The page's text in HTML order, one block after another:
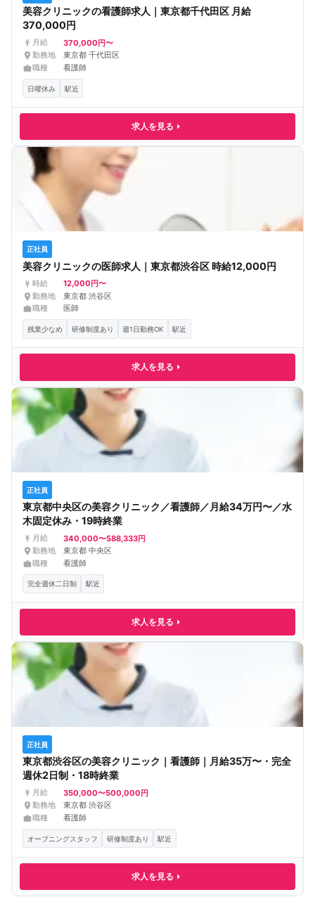
美容クリニックの看護師求人｜東京都千代田区 月給
370,000円
月給 370,000円〜
勤務地
東京都 千代田区
職種
看護師
日曜休み 駅近
求人を見る
正社員
美容クリニックの医師求人｜東京都渋谷区 時給12,000円
時給 12,000円〜
勤務地
東京都 渋谷区
職種
医師
残業少なめ 研修制度あり 週1日勤務OK 駅近
求人を見る
正社員
東京都中央区の美容クリニック／看護師／月給34万円〜／水
木固定休み・19時終業
月給 340,000〜588,333円
勤務地
東京都 中央区
職種
看護師
完全週休二日制 駅近
求人を見る
正社員
東京都渋谷区の美容クリニック｜看護師｜月給35万〜・完全
週休2日制・18時終業
月給 350,000〜500,000円
勤務地
東京都 渋谷区
職種
看護師
オープニングスタッフ 研修制度あり 駅近
求人を見る